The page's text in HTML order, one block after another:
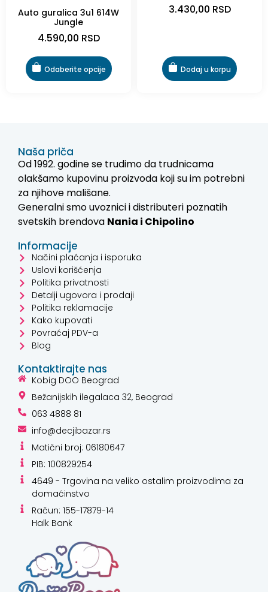
Auto guralica 3u1 614W
Jungle
4.590,00 RSD
Odaberite opcije
3.430,00 RSD
Dodaj u korpu
Naša priča
Od 1992. godine se trudimo da trudnicama
olakšamo kupovinu proizvoda koji su im potrebni
za njihove mališane.
Generalni smo uvoznici i distributeri poznatih
svetskih brendova Nania i Chipolino
Informacije
Načini plaćanja i isporuka
Uslovi korišćenja
Politika privatnosti
Detalji ugovora i prodaji
Politika reklamacije
Kako kupovati
Povraćaj PDV-a
Blog
Kontaktirajte nas
Kobig DOO Beograd
Bežanijskih ilegalaca 32, Beograd
063 4888 81
info@decjibazar.rs
Matični broj: 06180647
PIB: 100829254
4649 - Trgovina na veliko ostalim proizvodima za
domaćinstvo
Račun: 155-17879-14
Halk Bank
Kako mogu da